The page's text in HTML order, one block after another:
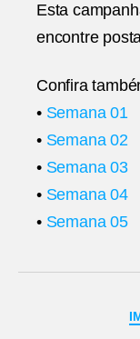
Esta
encontre
Confira
• Semana 01
• Semana 02
• Semana 03
• Semana 04
• Semana 05